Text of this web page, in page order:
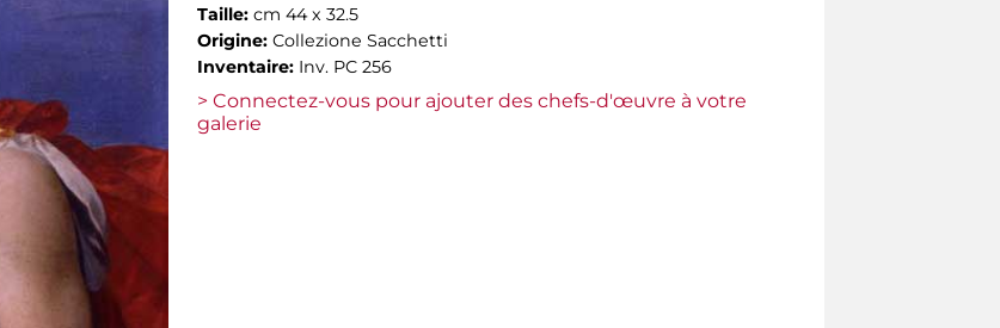
Taille: cm 44 x 32.5
Origine: Collezione Sacchetti
Inventaire: Inv. PC 256
> Connectez-vous pour ajouter des chefs-d'œuvre à votre
galerie